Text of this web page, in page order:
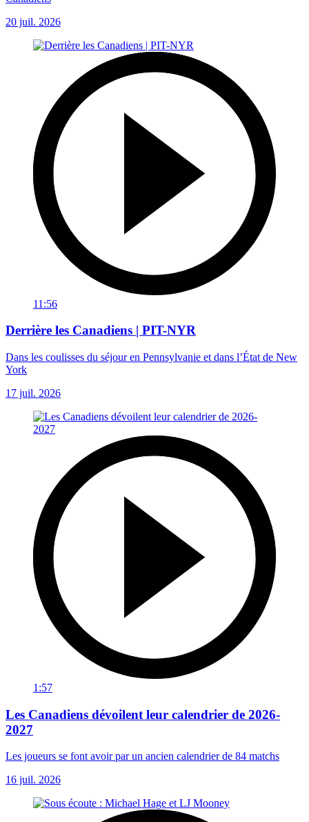
20 juil. 2026
11:56
Derrière les Canadiens | PIT-NYR
Dans les coulisses du séjour en Pennsylvanie et dans l’État de New
York
17 juil. 2026
1:57
Les Canadiens dévoilent leur calendrier de 2026-
2027
Les joueurs se font avoir par un ancien calendrier de 84 matchs
16 juil. 2026